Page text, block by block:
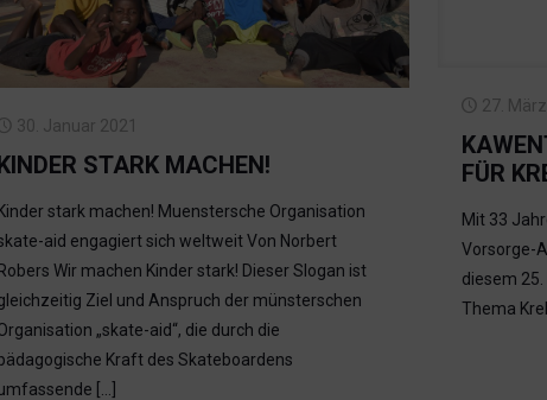
27.
FÜR
Mit 33
Vorsorge-
diesem 25.
Thema
30. Januar 2021
STARK MACHEN!
Kinder stark machen! Muenstersche Organisation
aid engagiert sich weltweit Von Norbert
Robers Wir machen Kinder stark! Dieser Slogan ist
Ziel und Anspruch der münsterschen
„skate-aid“, die durch die
Kraft des Skateboardens